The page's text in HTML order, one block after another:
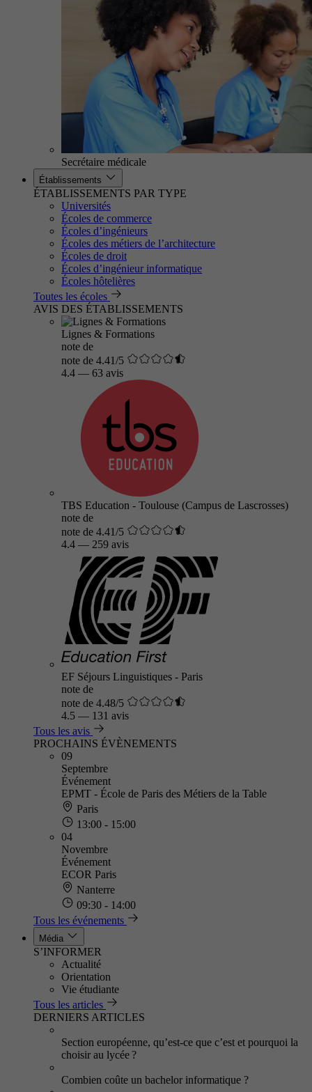
Secrétaire médicale
Établissements
ÉTABLISSEMENTS PAR TYPE
Universités
Écoles de commerce
Écoles d’ingénieurs
Écoles des métiers de l’architecture
Écoles de droit
Écoles d’ingénieur informatique
Écoles hôtelières
Toutes les écoles
AVIS DES ÉTABLISSEMENTS
Lignes & Formations
note de
note de 4.41/5
4.4 — 63 avis
TBS Education - Toulouse (Campus de Lascrosses)
note de
note de 4.41/5
4.4 — 259 avis
EF Séjours Linguistiques - Paris
note de
note de 4.48/5
4.5 — 131 avis
Tous les avis
PROCHAINS ÉVÈNEMENTS
09
Septembre
Événement
EPMT - École de Paris des Métiers de la Table
Paris
13:00 - 15:00
04
Novembre
Événement
ECOR Paris
Nanterre
09:30 - 14:00
Tous les événements
Média
S’INFORMER
Actualité
Orientation
Vie étudiante
Tous les articles
DERNIERS ARTICLES
Section européenne, qu’est-ce que c’est et pourquoi la
choisir au lycée ?
Combien coûte un bachelor informatique ?